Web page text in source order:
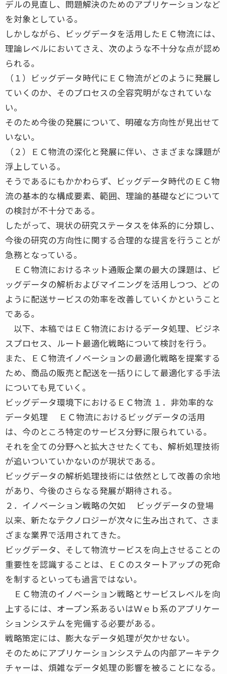
デルの見直し、問題解決のためのアプリケーションなど
を対象としている。
しかしながら、ビッグデータを活用したＥＣ物流には、
理論レベルにおいてさえ、次のような不十分な点が認め
られる。
（１）ビッグデータ時代にＥＣ物流がどのように発展し
ていくのか、そのプロセスの全容究明がなされていな
い。
そのため今後の発展について、明確な方向性が見出せて
いない。
（２）ＥＣ物流の深化と発展に伴い、さまざまな課題が
浮上している。
そうであるにもかかわらず、ビッグデータ時代のＥＣ物
流の基本的な構成要素、範囲、理論的基礎などについて
の検討が不十分である。
したがって、現状の研究ステータスを体系的に分類し、
今後の研究の方向性に関する合理的な提言を行うことが
急務となっている。
ＥＣ物流におけるネット通販企業の最大の課題は、ビ
ッグデータの解析およびマイニングを活用しつつ、どの
ように配送サービスの効率を改善していくかということ
である。
以下、本稿ではＥＣ物流におけるデータ処理、ビジネ
スプロセス、ルート最適化戦略について検討を行う。
また、ＥＣ物流イノベーションの最適化戦略を提案する
ため、商品の販売と配送を一括りにして最適化する手法
についても見ていく。
ビッグデータ環境下におけるＥＣ物流 １．非効率的な
データ処理 ＥＣ物流におけるビッグデータの活用
は、今のところ特定のサービス分野に限られている。
それを全ての分野へと拡大させたくても、解析処理技術
が追いついていかないのが現状である。
ビッグデータの解析処理技術には依然として改善の余地
があり、今後のさらなる発展が期待される。
２．イノベーション戦略の欠如 ビッグデータの登場
以来、新たなテクノロジーが次々に生み出されて、さま
ざまな業界で活用されてきた。
ビッグデータ、そして物流サービスを向上させることの
重要性を認識することは、ＥＣのスタートアップの死命
を制するといっても過言ではない。
ＥＣ物流のイノベーション戦略とサービスレベルを向
上するには、オープン系あるいはＷｅｂ系のアプリケー
ションシステムを完備する必要がある。
戦略策定には、膨大なデータ処理が欠かせない。
そのためにアプリケーションシステムの内部アーキテク
チャーは、煩雑なデータ処理の影響を被ることになる。